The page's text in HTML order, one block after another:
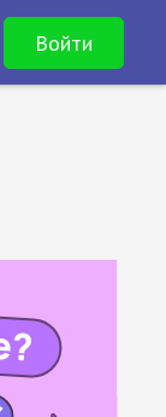
Войти